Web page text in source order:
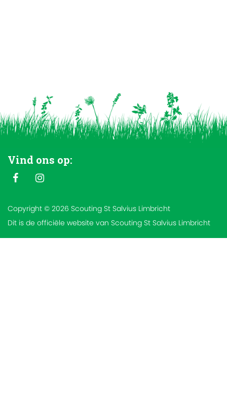
Vind ons op:
Copyright © 2026 Scouting St Salvius Limbricht
Dit is de officiële website van Scouting St Salvius Limbricht